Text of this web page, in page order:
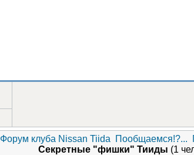
Форум клуба Nissan Tiida Пообщаемся!?...
Секретные "фишки" Тииды (1